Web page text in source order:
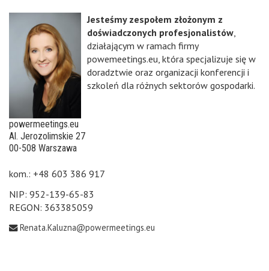
Jesteśmy zespołem złożonym z
doświadczonych profesjonalistów
działającym w ramach firmy
powemeetings.eu, która specjalizuje się w
doradztwie oraz organizacji konferencji i
szkoleń dla różnych sektorów gospodarki.
powermeetings.eu
Al. Jerozolimskie 27
00-508 Warszawa
kom.: +48 603 386 917
NIP: 952-139-65-83
REGON: 363385059
Renata.Kaluzna@powermeetings.eu